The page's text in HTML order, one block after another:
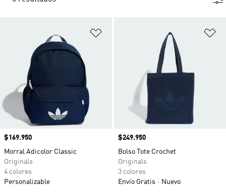
Añadir a la lista de deseos
Precio
$169.950
Morral Adicolor Classic
Originals
4 colores
Personalizable
Precio
$249.950
Bolso Tote Crochet
Originals
3 colores
Envío Gratis
Nuevo